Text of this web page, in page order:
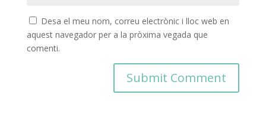
Desa el meu nom, correu electrònic i lloc web en
aquest navegador per a la pròxima vegada que
comenti.